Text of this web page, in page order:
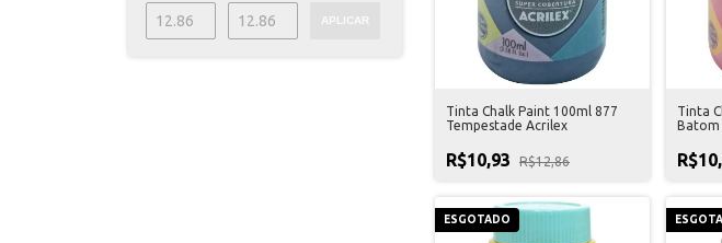
APLICAR
Tinta Chalk Paint 100ml 877
Tempestade Acrilex
R$10,93 R$12,86
Tinta
ESGOTADO